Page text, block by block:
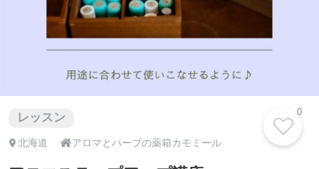
レッスン
北海道 アロマとハーブの薬箱カモミール
0